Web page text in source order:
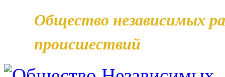
Общество независимых
происшествий